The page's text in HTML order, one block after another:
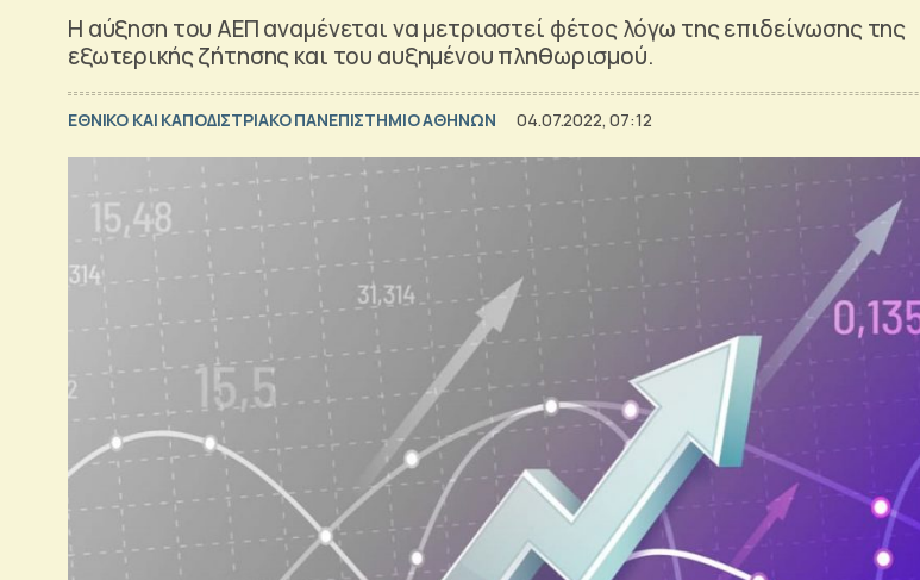
H αύξηση του ΑΕΠ αναμένεται να μετριαστεί φέτος λόγω της επιδείνωσης της
εξωτερικής ζήτησης και του αυξημένου πληθωρισμού.
ΕΘΝΙΚΟ ΚΑΙ ΚΑΠΟΔΙΣΤΡΙΑΚΟ ΠΑΝΕΠΙΣΤΗΜΙΟ ΑΘΗΝΩΝ 04.07.2022, 07:12